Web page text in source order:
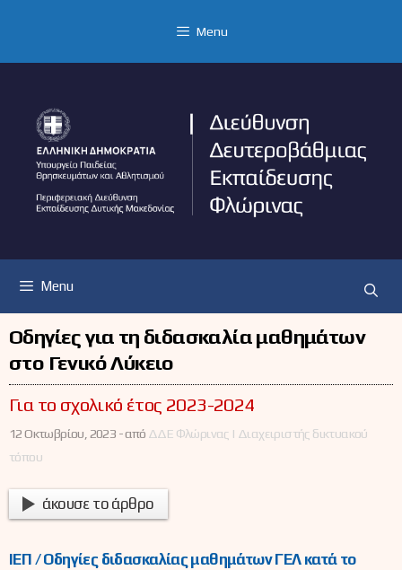
Menu
Menu
Οδηγίες για τη διδασκαλία μαθημάτων
στο Γενικό Λύκειο
Για το σχολικό έτος 2023-2024
12 Οκτωβρίου, 2023 -από ΔΔΕ Φλώρινας | Διαχειριστής δικτυακού
τόπου
άκουσε το άρθρο
ΙΕΠ / Οδηγίες διδασκαλίας μαθημάτων ΓΕΛ κατά το